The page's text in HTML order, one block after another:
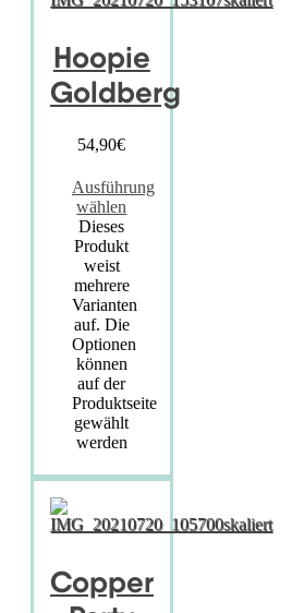
Hoopie
Goldberg
54,90€
Ausführung
wählen
Dieses
Produkt
weist
mehrere
Varianten
auf. Die
Optionen
können
auf der
Produktseite
gewählt
werden
Copper